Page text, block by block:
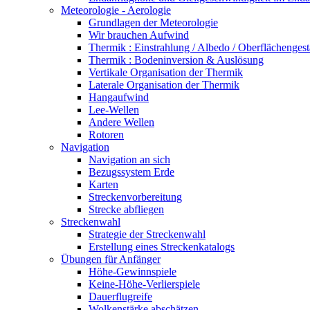
Meteorologie - Aerologie
Grundlagen der Meteorologie
Wir brauchen Aufwind
Thermik : Einstrahlung / Albedo /
Thermik : Bodeninversion & Auslösung
Vertikale Organisation der Thermik
Laterale Organisation der Thermik
Hangaufwind
Lee-Wellen
Andere Wellen
Rotoren
Navigation
Navigation an sich
Bezugssystem Erde
Karten
Streckenvorbereitung
Strecke abfliegen
Streckenwahl
Strategie der Streckenwahl
Erstellung eines Streckenkatalogs
Übungen für Anfänger
Höhe-Gewinnspiele
Keine-Höhe-Verlierspiele
Dauerflugreife